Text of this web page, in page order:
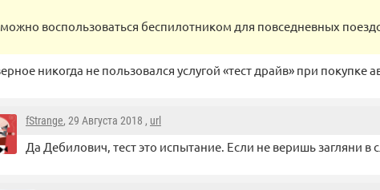
можно воспользоваться беспилотником для повседневных
никогда не пользовался услугой «тест драйв» при покупке
fStrange, 29 Августа 2018 , url
Да Дебилович, тест это испытание. Если не веришь загляни в